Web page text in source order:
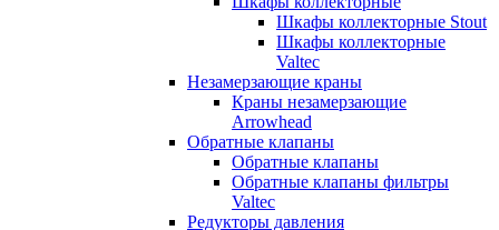
Шкафы коллекторные Stout
Шкафы коллекторные
Valtec
Незамерзающие краны
Краны незамерзающие
Arrowhead
Обратные клапаны
Обратные клапаны
Обратные клапаны фильтры
Valtec
Редукторы давления